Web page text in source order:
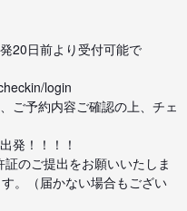
20日前より受付可能で
login
ご予約内容ご確認の上、チェ
発！！！！
証のご提出をお願いいたしま
。（届かない場合もござい